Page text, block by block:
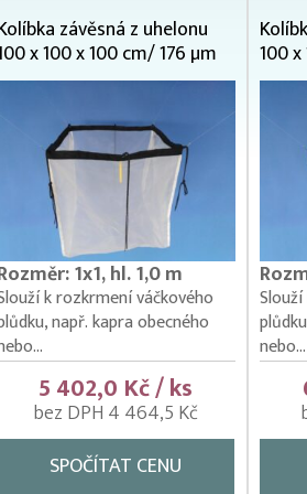
závěsná z uhelonu
x 100 x 100 cm/ 176 µm
1x1, hl. 1,0 m
k rozkrmení váčkového
např. kapra obecného
5 402,0 Kč / ks
bez DPH 4 464,5 Kč
SPOČÍTAT CENU
100
nebo...